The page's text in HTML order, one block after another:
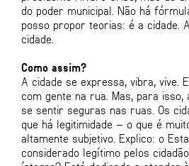
do poder municipal. Não há
posso propor teorias: é a cidade.
cidade.
Como assim?
A cidade se expressa, vibra, vive.
com gente na rua. Mas, para
se sentir seguras nas ruas. Os
que há legitimidade – o que é
altamente subjetivo. Explico: o
considerado legítimo pelos